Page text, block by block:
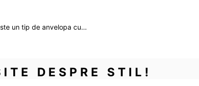
un tip de anvelopa cu…